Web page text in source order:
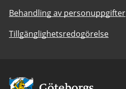
Behandling av personuppgifter
Tillgänglighetsredogörelse
Avsändare: